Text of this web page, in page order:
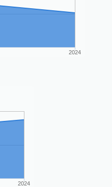
2024
2024